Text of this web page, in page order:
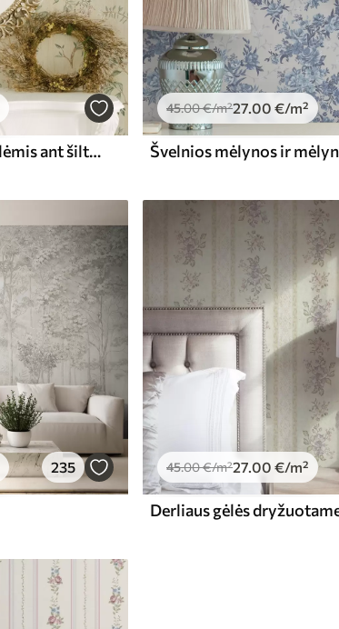
Subtilūs šakeliai su gėlėmis ant šilto kreminio fono
45.00€/m²27.00 €/m²
235 45.00€/m²27.00 €/m²